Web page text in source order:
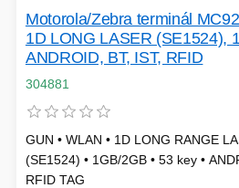
Motorola/Zebra terminál
1D LONG LASER (SE1524),
ANDROID, BT, IST, RFID
304881
GUN • WLAN • 1D LONG RANGE
(SE1524) • 1GB/2GB • 53 key •
RFID TAG